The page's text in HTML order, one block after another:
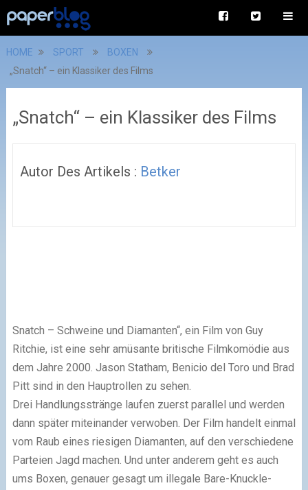
HOME SPORT
BOXEN
„Snatch“ – ein Klassiker des Films
„Snatch“ – ein Klassiker des Films
Autor Des Artikels : Betker
Snatch – Schweine und Diamanten“, ein Film von Guy
Ritchie, ist eine sehr amüsante britische Filmkomödie aus
dem Jahre 2000. Jason Statham, Benicio del Toro und Brad
Pitt sind in den Hauptrollen zu sehen.
Drei Handlungsstränge laufen zuerst parallel und werden
dann später miteinander verwoben. Der Film handelt einmal
vom Raub eines riesigen Diamanten, auf den verschiedene
Parteien Jagd machen. Und unter anderem geht es auch
ums Boxen, genauer gesagt um illegale Bare-Knuckle-